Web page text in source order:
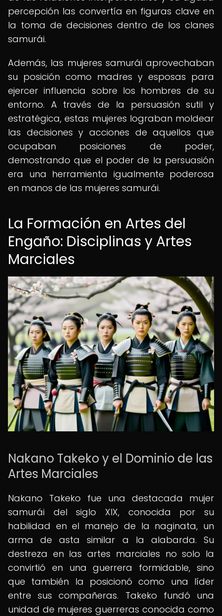
percepción las convertía en figuras clave en
la toma de decisiones dentro de los clanes
samurái.
Además, las mujeres samurái aprovechaban
su posición como madres y esposas para
ejercer influencia sobre los hombres de su
entorno. A través de la persuasión sutil y
estratégica, estas mujeres lograban moldear
las decisiones y acciones de aquellos que
ocupaban posiciones de poder,
demostrando que el poder de la persuasión
era una herramienta igualmente poderosa
en manos de las mujeres samurái.
La Formación en Artes del
Engaño: Disciplinas y Artes
Marciales
Nakano Takeko y el Dominio de las
Artes Marciales
Nakano Takeko fue una destacada mujer
samurái del siglo XIX, conocida por su
habilidad en el manejo de la naginata, un
arma de asta similar a la alabarda. Su
destreza en las artes marciales no solo la
convirtió en una guerrera formidable, sino
que también la posicionó como una líder
entre sus compañeras. Takeko fundó una
unidad de mujeres guerreras conocida como